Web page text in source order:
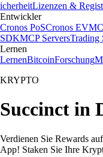
icherheitLizenzen &
Entwickler
Cronos PoSCronos EVM
SDKMCP ServersTrading
Lernen
LernenBitcoinForschung
KRYPTO
Succinct in
Verdienen Sie Rewards
App! Staken Sie Ihre